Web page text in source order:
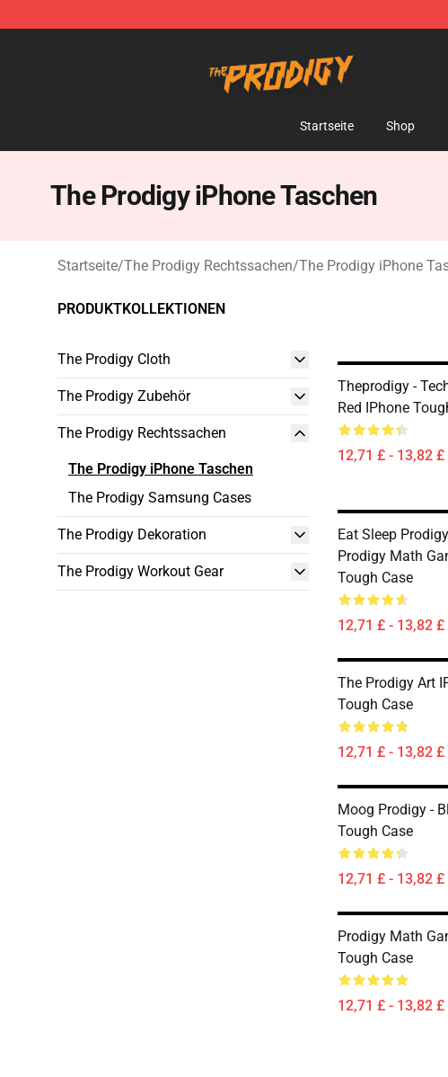
Startseite Shop
The Prodigy iPhone Taschen
Startseite/The Prodigy Rechtssachen/The Prodigy iPhone
PRODUKTKOLLEKTIONEN
The Prodigy Cloth
The Prodigy Zubehör
The Prodigy Rechtssachen
The Prodigy iPhone Taschen
The Prodigy Samsung Cases
The Prodigy Dekoration
The Prodigy Workout Gear
Theprodigy -
Red IPhone
12,71 £ - 13,82 £
Eat Sleep
Prodigy Math
Tough Case
12,71 £ - 13,82 £
The Prodigy Art
Tough Case
12,71 £ - 13,82 £
Moog Prodigy -
Tough Case
12,71 £ - 13,82 £
Prodigy Math
Tough Case
12,71 £ - 13,82 £